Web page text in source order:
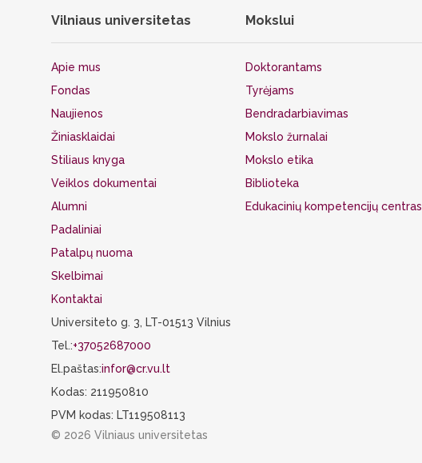
Vilniaus universitetas
Apie mus
Fondas
Naujienos
Žiniasklaidai
Stiliaus knyga
Veiklos dokumentai
Alumni
Padaliniai
Patalpų nuoma
Skelbimai
Kontaktai
Universiteto g. 3, LT-01513 Vilnius
Tel.:+37052687000
El.paštas:infor@cr.vu.lt
Kodas: 211950810
PVM kodas: LT119508113
Mokslui
Doktorantams
Tyrėjams
Bendradarbiavimas
Mokslo žurnalai
Mokslo etika
Biblioteka
Edukacinių kompetencijų centras
© 2026 Vilniaus universitetas